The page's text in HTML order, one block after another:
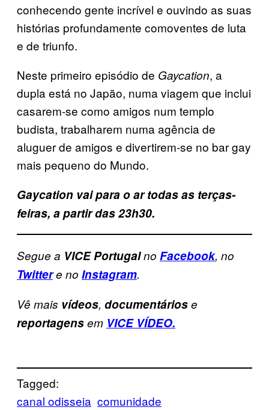
conhecendo gente incrível e ouvindo as suas
histórias profundamente comoventes de luta
e de triunfo.
Neste primeiro episódio de Gaycation, a
dupla está no Japão, numa viagem que inclui
casarem-se como amigos num templo
budista, trabalharem numa agência de
aluguer de amigos e divertirem-se no bar gay
mais pequeno do Mundo.
Gaycation vai para o ar todas as terças-
feiras, a partir das 23h30.
Segue a VICE Portugalno Facebook, no
Twittere no Instagram.
Vê mais vídeos, documentáriose
reportagensem VICE VÍDEO.
Tagged:
canal odisseia comunidade